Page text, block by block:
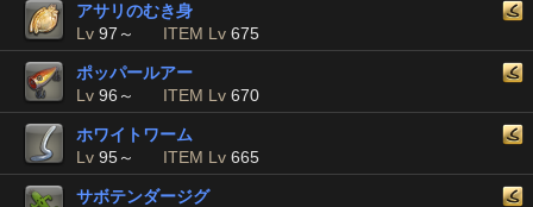
アサリのむき身
Lv 97～ ITEM Lv 675
ポッパールアー
Lv 96～ ITEM Lv 670
ホワイトワーム
Lv 95～ ITEM Lv 665
サボテンダージグ